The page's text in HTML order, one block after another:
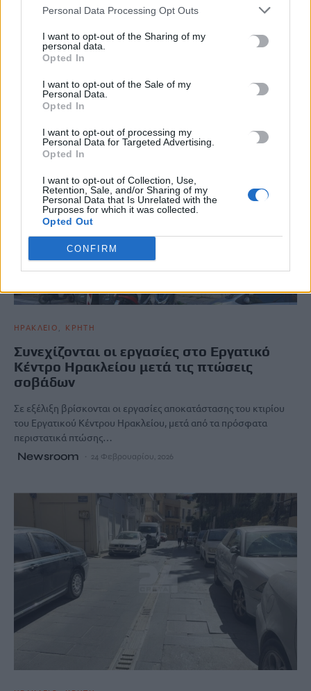
Personal Data Processing Opt Outs
I want to opt-out of the Sharing of my
personal data.
Opted In
I want to opt-out of the Sale of my
Personal Data.
Opted In
I want to opt-out of processing my
Personal Data for Targeted Advertising.
Opted In
I want to opt-out of Collection, Use,
Retention, Sale, and/or Sharing of my
Personal Data that Is Unrelated with the
Purposes for which it was collected.
Opted Out
CONFIRM
στέγαστρο Καλατράβα στο ΟΑΚΑ: Εργάτες
Εντυπωσιακά πλάνα έρχονται στο φως της δημοσιότητας από τις
στο στέγαστρο του Καλατράβα στο…
Newsroom
ΗΡΑΚΛΕΙΟ ΚΡΗΤΗ
Συνεχίζονται οι εργασίες στο Εργατικό
Κέντρο Ηρακλείου μετά τις πτώσεις
σοβάδων
Σε εξέλιξη βρίσκονται οι εργασίες αποκατάστασης του κτιρίου
του Εργατικού Κέντρου Ηρακλείου, μετά από τα πρόσφατα
περιστατικά πτώσης…
Newsroom 24 Φεβρουαρίου, 2026